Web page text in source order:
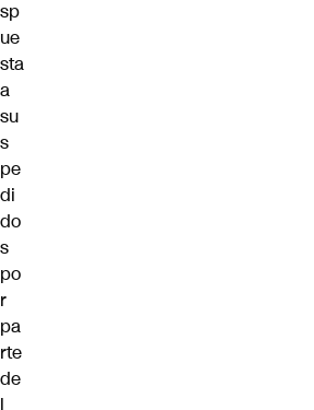
sp
ue
sta
a
su
s
pe
di
do
s
po
r
pa
rte
de
l